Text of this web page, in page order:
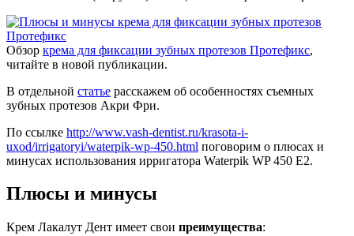
Обзор крема для фиксации зубных протезов Протефикс,
читайте в новой публикации.
В отдельной статье расскажем об особенностях съемных
зубных протезов Акри Фри.
По ссылке http://www.vash-dentist.ru/krasota-i-
uxod/irrigatoryi/waterpik-wp-450.html поговорим о плюсах и
минусах использования ирригатора Waterpik WP 450 E2.
Плюсы и минусы
Крем Лакалут Дент имеет свои преимущества: